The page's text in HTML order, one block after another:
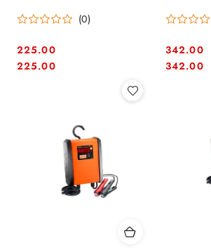
(0)
Cena:
225.00
Cena:
225.00 Cena:
342.00
Cena:
342.00